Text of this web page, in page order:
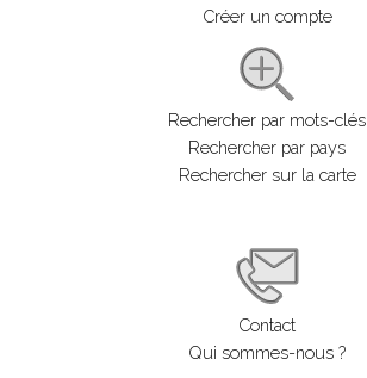
Créer un compte
Rechercher par mots-clés
Rechercher par pays
Rechercher sur la carte
Contact
Qui sommes-nous ?